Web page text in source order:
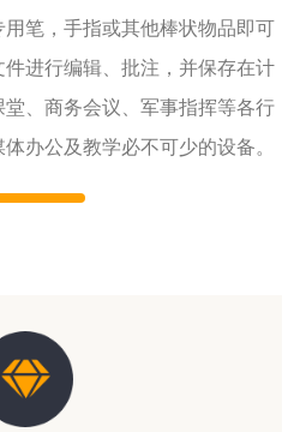
笔，手指或其他棒状物品即可
进行编辑、批注，并保存在计
、商务会议、军事指挥等各行
办公及教学必不可少的设备。